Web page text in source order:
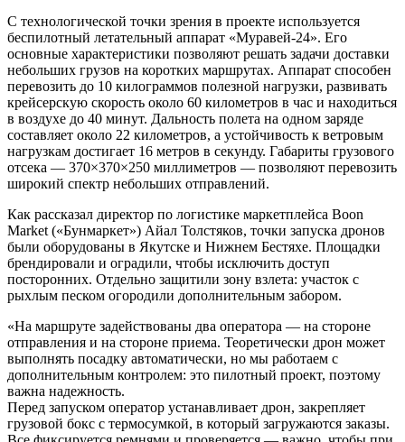
С технологической точки зрения в проекте используется
беспилотный летательный аппарат «Муравей-24». Его
основные характеристики позволяют решать задачи доставки
небольших грузов на коротких маршрутах. Аппарат способен
перевозить до 10 килограммов полезной нагрузки, развивать
крейсерскую скорость около 60 километров в час и находиться
в воздухе до 40 минут. Дальность полета на одном заряде
составляет около 22 километров, а устойчивость к ветровым
нагрузкам достигает 16 метров в секунду. Габариты грузового
отсека — 370×370×250 миллиметров — позволяют перевозить
широкий спектр небольших отправлений.
Как рассказал директор по логистике маркетплейса Boon
Market («Бунмаркет») Айал Толстяков, точки запуска дронов
были оборудованы в Якутске и Нижнем Бестяхе. Площадки
брендировали и оградили, чтобы исключить доступ
посторонних. Отдельно защитили зону взлета: участок с
рыхлым песком огородили дополнительным забором.
«На маршруте задействованы два оператора — на стороне
отправления и на стороне приема. Теоретически дрон может
выполнять посадку автоматически, но мы работаем с
дополнительным контролем: это пилотный проект, поэтому
важна надежность.
Перед запуском оператор устанавливает дрон, закрепляет
грузовой бокс с термосумкой, в который загружаются заказы.